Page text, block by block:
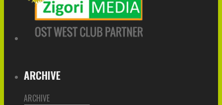
ARCHIVE
ARCHIVE